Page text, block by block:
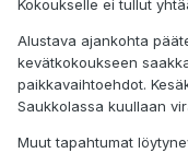
Kokoukselle ei tullut
Alustava ajankohta
kevätkokoukseen
paikkavaihtoehdot.
Saukkolassa kuullaan
Muut tapahtumat